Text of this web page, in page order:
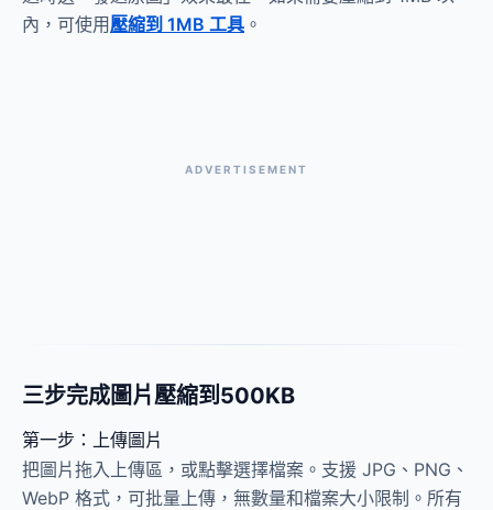
內，可使用壓縮到 1MB 工具 。
ADVERTISEMENT
三步完成圖片壓縮到500KB
第一步：上傳圖片
把圖片拖入上傳區，或點擊選擇檔案。支援 JPG、PNG、
WebP 格式，可批量上傳，無數量和檔案大小限制。所有